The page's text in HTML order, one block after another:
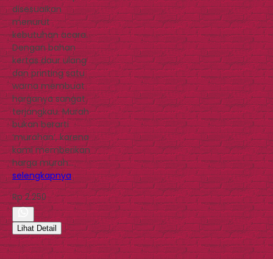
disesuaikan
menurut
kebutuhan acara.
Dengan bahan
kertas daur ulang
dan printing satu
warna membuat
harganya sangat
terjangkau. Murah
bukan berarti
‘murahan’, karena
kami memberikan
harga murah…
selengkapnya
Rp 2.250
Lihat Detail